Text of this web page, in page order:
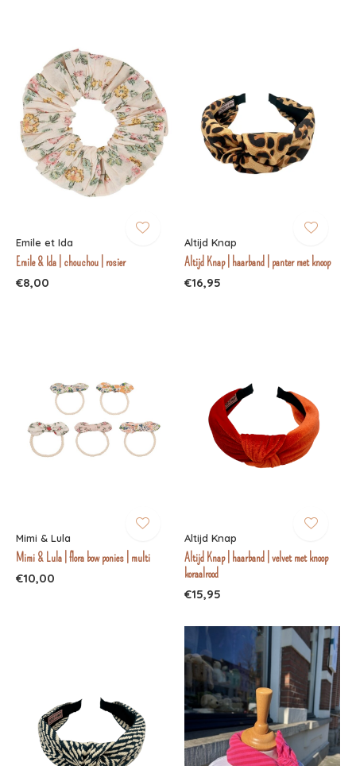
Emile et Ida
Emile & Ida | chouchou | rosier
€8,00
Altijd Knap
Altijd Knap | haarband | panter met knoop
€16,95
Mimi & Lula
Mimi & Lula | flora bow ponies | multi
€10,00
Altijd Knap
Altijd Knap | haarband | velvet met knoop
koraalrood
€15,95